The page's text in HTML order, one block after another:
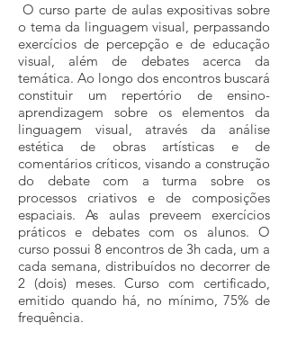
O curso parte de aulas expositivas sobre
o tema da linguagem visual, perpassando
exercícios de percepção e de educação
visual, além de debates acerca da
temática. Ao longo dos encontros buscará
constituir um repertório de ensino-
aprendizagem sobre os elementos da
linguagem visual, através da análise
estética de obras artísticas e de
comentários críticos, visando a construção
do debate com a turma sobre os
processos criativos e de composições
espaciais. As aulas preveem exercícios
práticos e debates com os alunos. O
curso possui 8 encontros de 3h cada, um a
cada semana, distribuídos no decorrer de
2 (dois) meses.Curso com certificado,
emitido quando há, no mínimo, 75% de
frequência.